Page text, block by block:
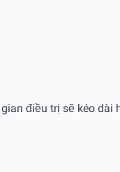
điều trị sẽ kéo dài